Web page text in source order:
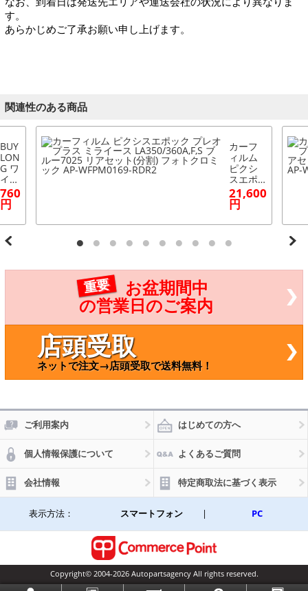
す。
あらかじめご了承お願い申し上げます。
関連性のある商品
BUY
LON
G ワ
イパ
ーブ
レー
ド
スー
パー
グラ
イト
ト）
MG
タ
ピク
シス
ック
LA3
00A,
LA3
10A
5月
760
円
カーフ
ィルム
ピクシ
スエポ
ック プ
レオプ
ラス ミ
ライー
0/360A,
ー7025
ミック A
21,600
円
重要
お盆期間中
の営業日のご案内
店頭受取
ネットで注文→店頭受取で送料無料！
ご利用案内 はじめての方へ
個人情報保護について よくあるご質問
会社情報 特定商取法に基づく表示
表示方法： スマートフォン | PC
Copyright© 2004-2026 Autopartsagency All rights reserved.